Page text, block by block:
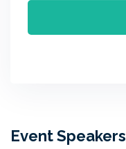
Event Speakers